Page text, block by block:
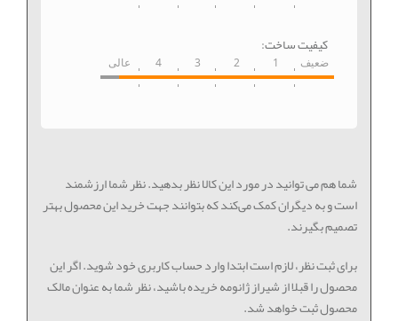
کیفیت ساخت:
ضعیف 1
2
3
4 عالی
شما هم می توانید در مورد این کالا نظر بدهید. نظر شما ارزشمند
است و به دیگران کمک می‌کند که بتوانند جهت خرید این محصول بهتر
تصمیم بگیرند.
برای ثبت نظر، لازم است ابتدا وارد حساب کاربری خود شوید. اگر این
محصول را قبلا از شیراز ژانومه خریده باشید، نظر شما به عنوان مالک
محصول ثبت خواهد شد.